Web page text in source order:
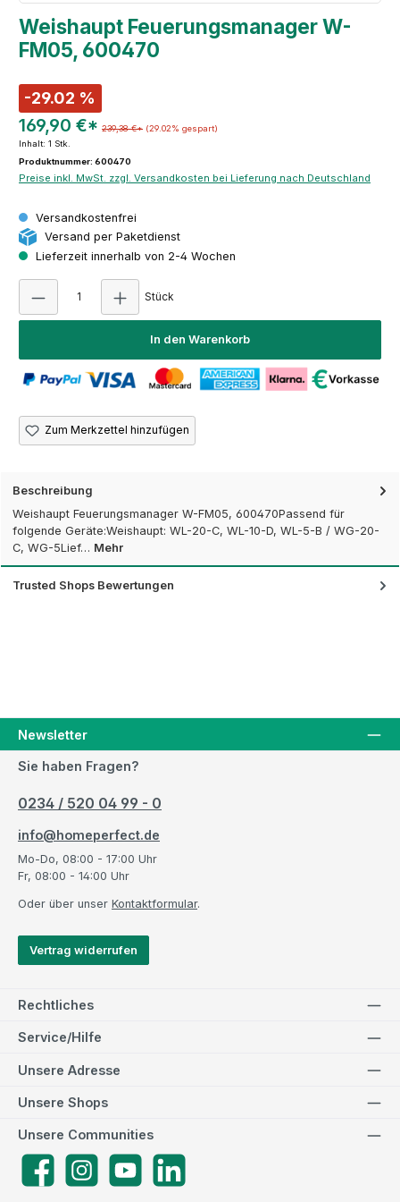
Weishaupt Feuerungsmanager W-
FM05, 600470
-29.02 %
169,90 €* 239,38 €* (29.02% gespart)
Inhalt: 1 Stk.
Produktnummer: 600470
Preise inkl. MwSt. zzgl. Versandkosten bei Lieferung nach Deutschland
Versandkostenfrei
Versand per Paketdienst
Lieferzeit innerhalb von 2-4 Wochen
Stück
In den Warenkorb
Zum Merkzettel hinzufügen
Beschreibung
Weishaupt Feuerungsmanager W-FM05, 600470Passend für
folgende Geräte:Weishaupt: WL-20-C, WL-10-D, WL-5-B / WG-20-
C, WG-5Lief… Mehr
Trusted Shops Bewertungen
Newsletter
Sie haben Fragen?
0234 / 520 04 99 - 0
info@homeperfect.de
Mo-Do, 08:00 - 17:00 Uhr
Fr, 08:00 - 14:00 Uhr
Oder über unser Kontaktformular.
Vertrag widerrufen
Rechtliches
Service/Hilfe
Unsere Adresse
Unsere Communities
FacebookInstagramYouTube
Unsere Shops